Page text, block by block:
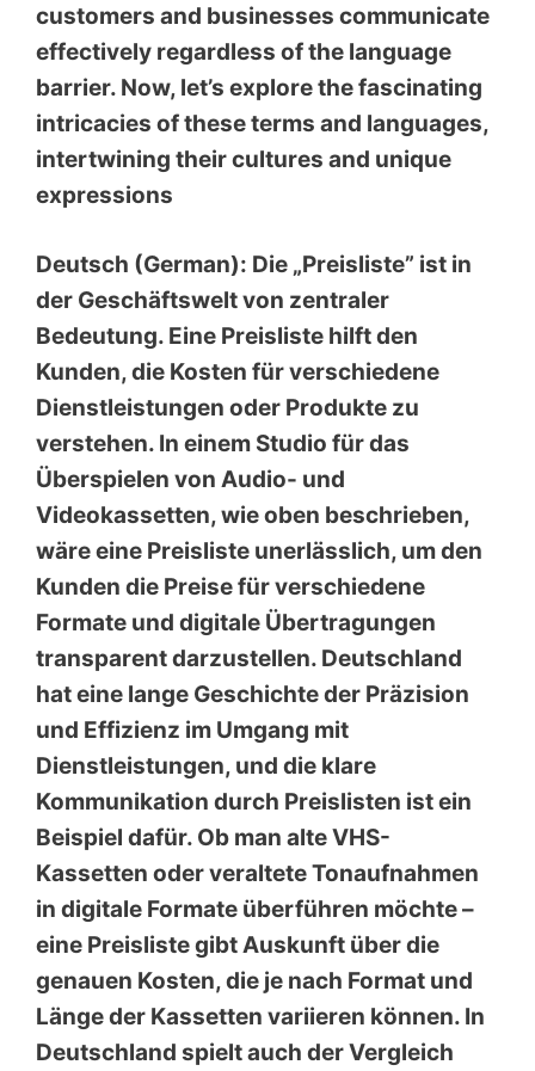
customers and businesses communicate
effectively regardless of the language
barrier. Now, let’s explore the fascinating
intricacies of these terms and languages,
intertwining their cultures and unique
expressions
Deutsch (German): Die „Preisliste” ist in
der Geschäftswelt von zentraler
Bedeutung. Eine Preisliste hilft den
Kunden, die Kosten für verschiedene
Dienstleistungen oder Produkte zu
verstehen. In einem Studio für das
Überspielen von Audio- und
Videokassetten, wie oben beschrieben,
wäre eine Preisliste unerlässlich, um den
Kunden die Preise für verschiedene
Formate und digitale Übertragungen
transparent darzustellen. Deutschland
hat eine lange Geschichte der Präzision
und Effizienz im Umgang mit
Dienstleistungen, und die klare
Kommunikation durch Preislisten ist ein
Beispiel dafür. Ob man alte VHS-
Kassetten oder veraltete Tonaufnahmen
in digitale Formate überführen möchte –
eine Preisliste gibt Auskunft über die
genauen Kosten, die je nach Format und
Länge der Kassetten variieren können. In
Deutschland spielt auch der Vergleich